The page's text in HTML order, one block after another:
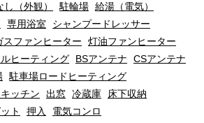
（外観）
駐輪場 給湯（電気）
専用浴室
シャンプードレッサー
スファンヒーター
灯油ファンヒーター
ヒーティング BSアンテナ
CSアンテナ
駐車場ロードヒーティング
ッチン 出窓 冷蔵庫
床下収納
ト 押入
電気コンロ